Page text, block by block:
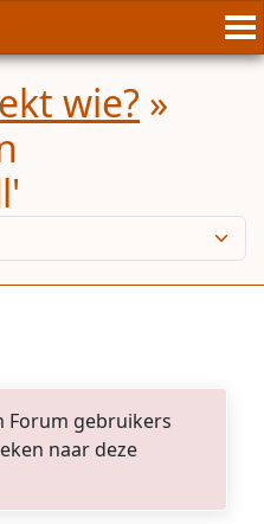
wie? »
Forum gebruikers
naar deze